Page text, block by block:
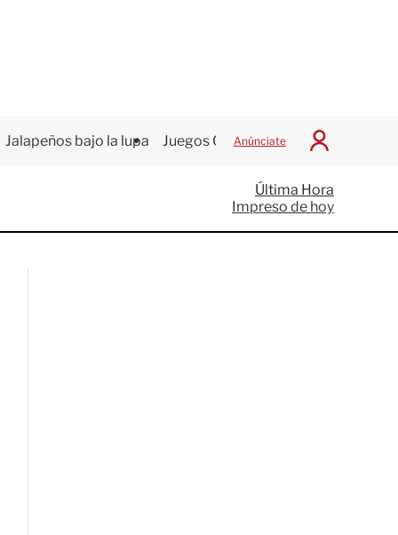
Jalapeños bajo la lupa Juegos Centroamericanos
Anúnciate
I
c
i
a
Última Hora
Impreso de hoy